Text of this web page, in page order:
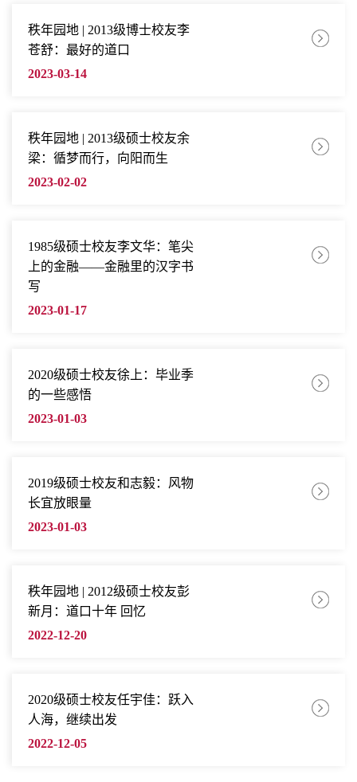
秩年园地 | 2013级博士校友李
苍舒：最好的道口
2023-03-14
秩年园地 | 2013级硕士校友余
梁：循梦而行，向阳而生
2023-02-02
1985级硕士校友​李文华：笔尖
上的金融——金融里的汉字书
写
2023-01-17
2020级硕士校友徐上：毕业季
的一些感悟
2023-01-03
2019级硕士校友和志毅：风物
长宜放眼量
2023-01-03
秩年园地 | 2012级硕士校友彭
新月：道口十年 回忆
2022-12-20
2020级硕士校友任宇佳：跃入
人海，继续出发
2022-12-05